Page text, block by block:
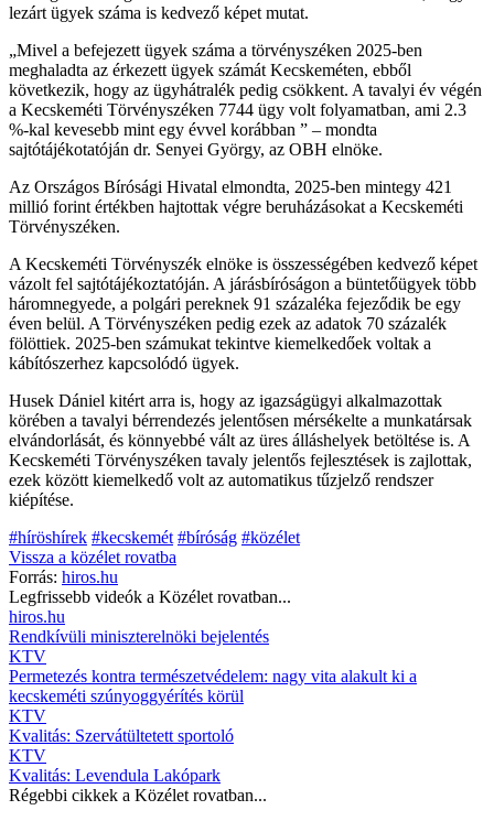
lezárt ügyek száma is kedvező képet mutat.
„Mivel a befejezett ügyek száma a törvényszéken 2025-ben
meghaladta az érkezett ügyek számát Kecskeméten, ebből
következik, hogy az ügyhátralék pedig csökkent. A tavalyi év végén
a Kecskeméti Törvényszéken 7744 ügy volt folyamatban, ami 2.3
%-kal kevesebb mint egy évvel korábban ” – mondta
sajtótájékotatóján dr. Senyei György, az OBH elnöke.
Az Országos Bírósági Hivatal elmondta, 2025-ben mintegy 421
millió forint értékben hajtottak végre beruházásokat a Kecskeméti
Törvényszéken.
A Kecskeméti Törvényszék elnöke is összességében kedvező képet
vázolt fel sajtótájékoztatóján. A járásbíróságon a büntetőügyek több
háromnegyede, a polgári pereknek 91 százaléka fejeződik be egy
éven belül. A Törvényszéken pedig ezek az adatok 70 százalék
fölöttiek. 2025-ben számukat tekintve kiemelkedőek voltak a
kábítószerhez kapcsolódó ügyek.
Husek Dániel kitért arra is, hogy az igazságügyi alkalmazottak
körében a tavalyi bérrendezés jelentősen mérsékelte a munkatársak
elvándorlását, és könnyebbé vált az üres álláshelyek betöltése is. A
Kecskeméti Törvényszéken tavaly jelentős fejlesztések is zajlottak,
ezek között kiemelkedő volt az automatikus tűzjelző rendszer
kiépítése.
#híröshírek #kecskemét #bíróság #közélet
Vissza a közélet rovatba
Forrás: hiros.hu
Legfrissebb videók a Közélet rovatban...
hiros.hu
Rendkívüli miniszterelnöki bejelentés
KTV
Permetezés kontra természetvédelem: nagy vita alakult ki a
kecskeméti szúnyoggyérítés körül
KTV
Kvalitás: Szervátültetett sportoló
KTV
Kvalitás: Levendula Lakópark
Régebbi cikkek a Közélet rovatban...